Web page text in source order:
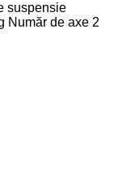
suspensie
Număr de axe 2